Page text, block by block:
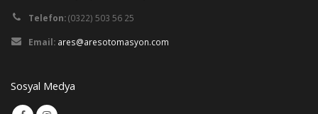
Telefon:(0322) 503 56 25
Email: ares@aresotomasyon.com
Sosyal Medya